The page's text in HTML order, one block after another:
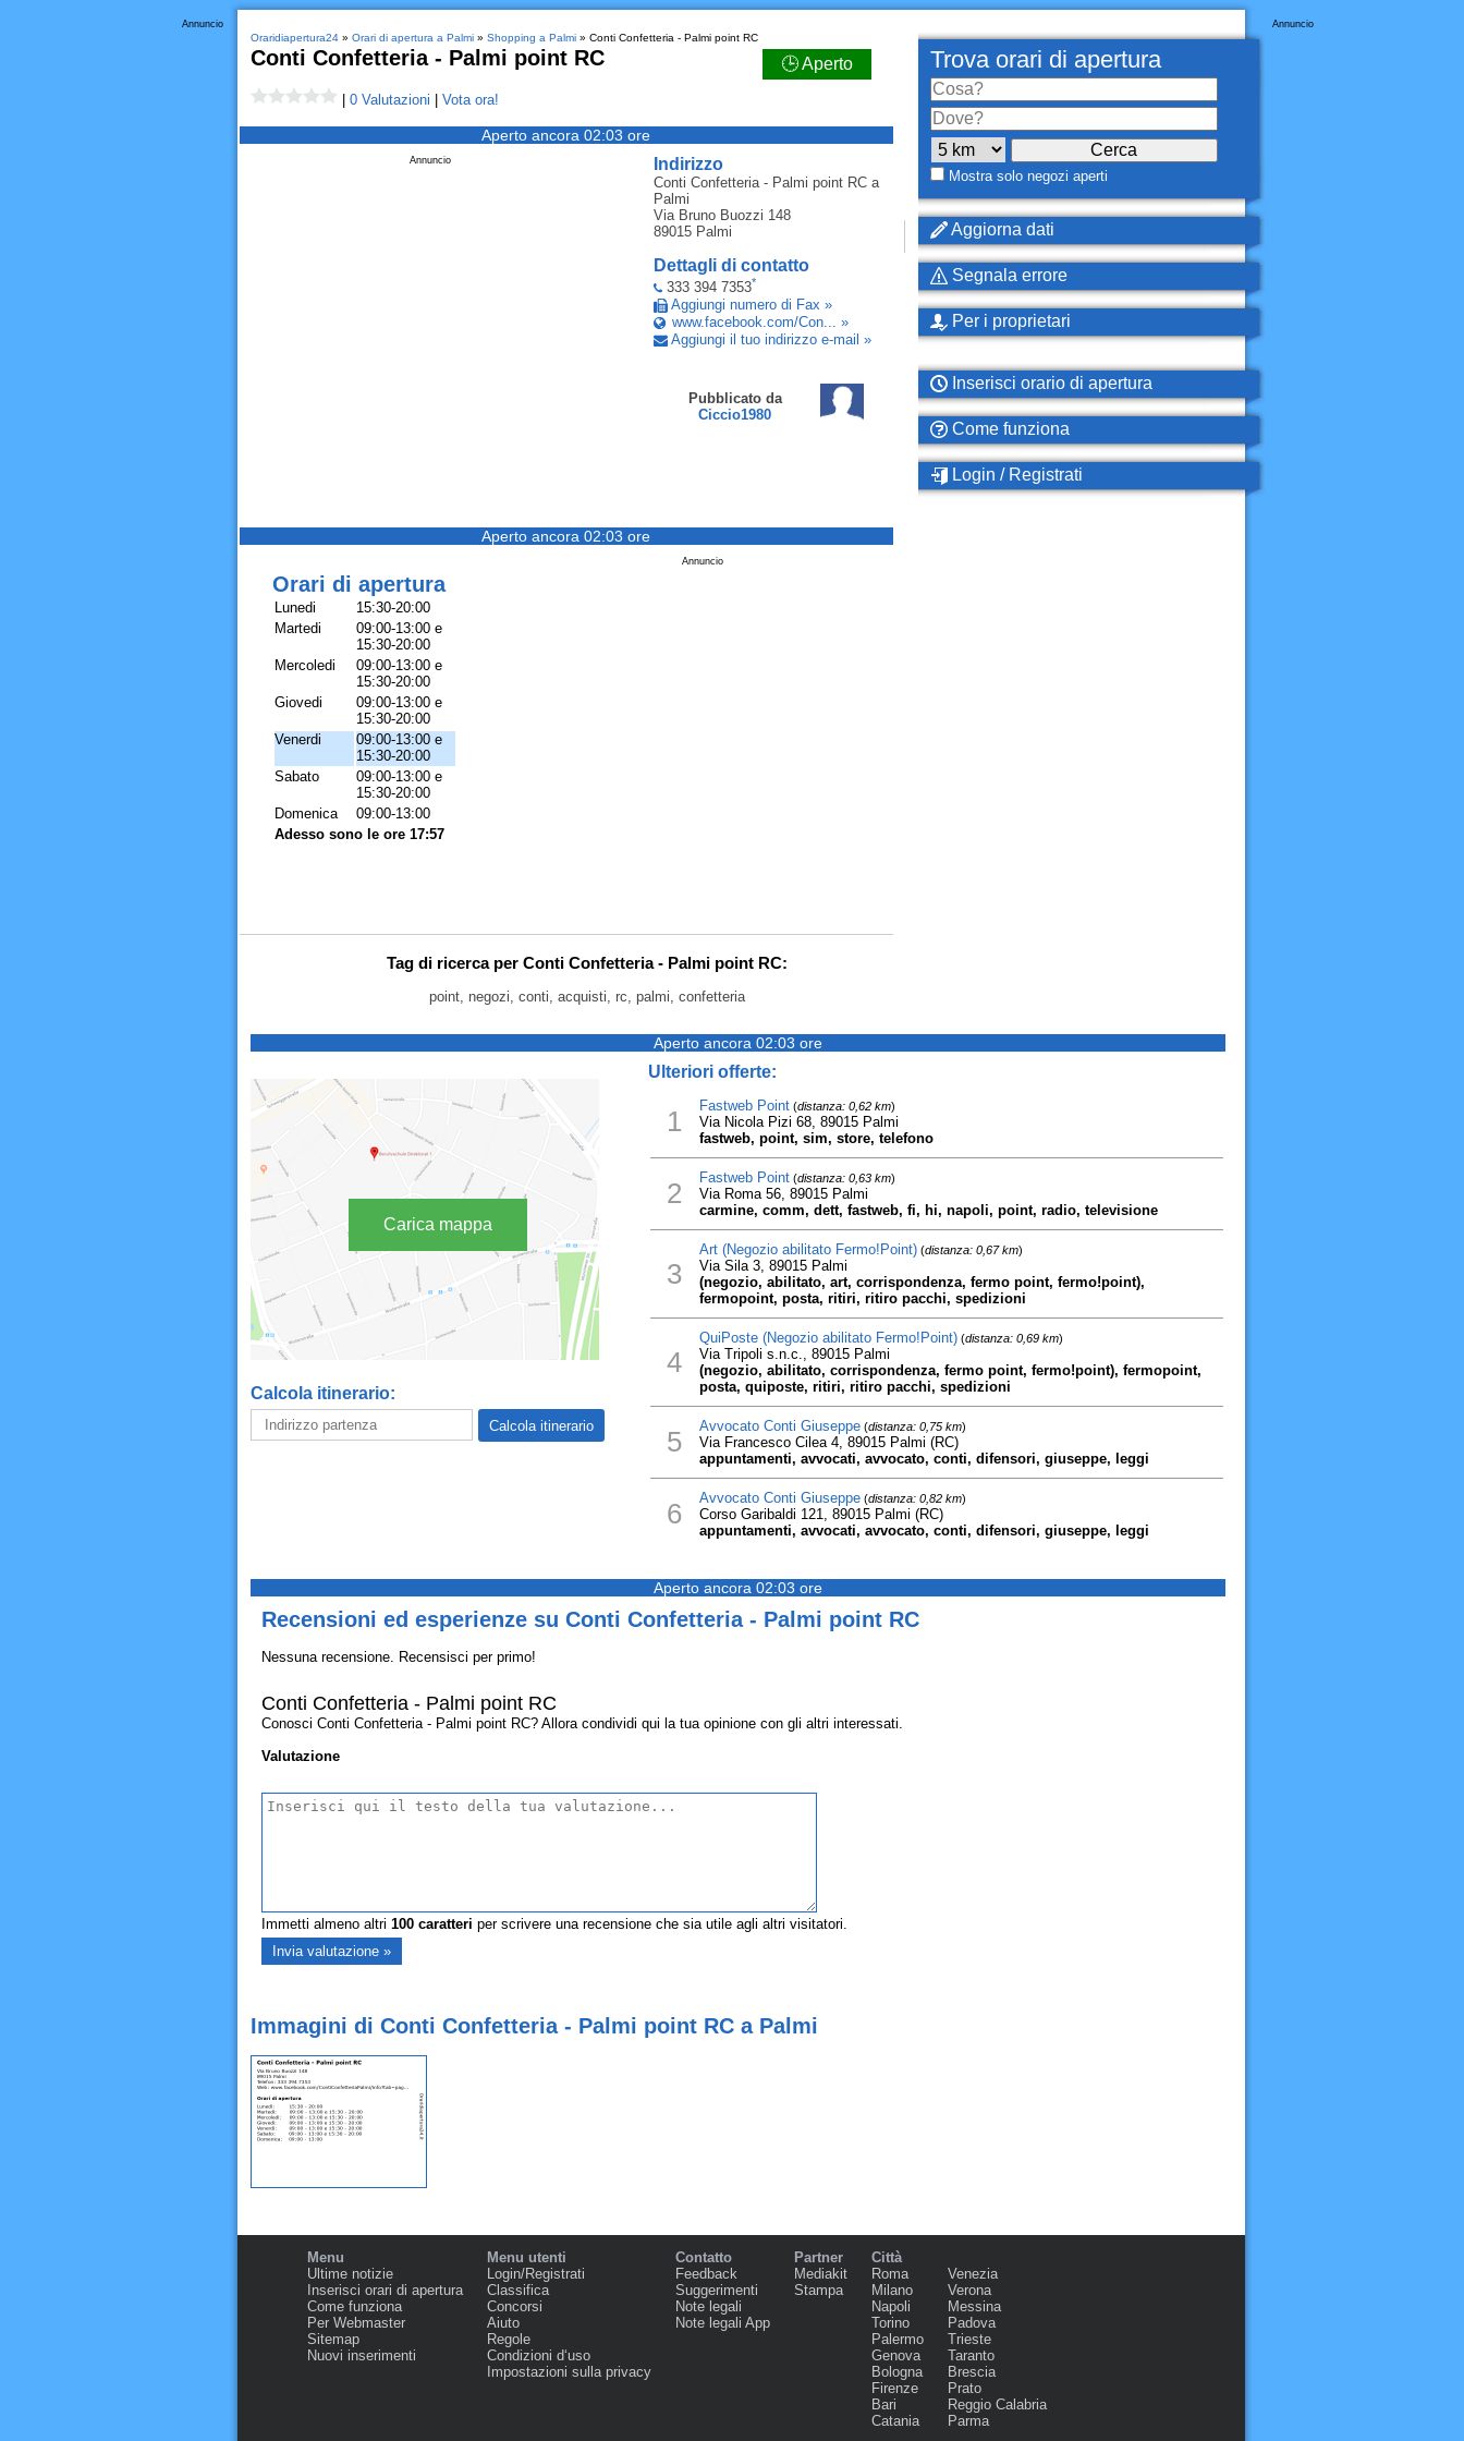
Annuncio
Oraridiapertura24» Orari di apertura a Palmi» Shopping a Palmi» Conti Confetteria - Palmi point RC
Conti Confetteria - Palmi point RC 🕒 Aperto
0 Valutazioni Vota ora!
Aperto ancora 02:03 ore
Indirizzo
Conti Confetteria - Palmi point RCa
Palmi
Via Bruno Buozzi 148
89015 Palmi
Dettagli di contatto
333 394 7353*
Aggiungi numero di Fax »
www.facebook.com/Con... »
Aggiungi il tuo indirizzo e-mail »
Pubblicato da
Ciccio1980
Annuncio
Aperto ancora 02:03 ore
Annuncio
Orari di apertura
Lunedi
15:30-20:00
Martedi
09:00-13:00 e
15:30-20:00
Mercoledi
09:00-13:00 e
15:30-20:00
Giovedi
09:00-13:00 e
15:30-20:00
Venerdi
09:00-13:00 e
15:30-20:00
Sabato
09:00-13:00 e
15:30-20:00
Domenica
09:00-13:00
Adesso sono le ore 17:57
Tag di ricerca per Conti Confetteria - Palmi point RC:
point, negozi, conti, acquisti, rc, palmi, confetteria
Annuncio
Trova orari di apertura
Mostra solo negozi aperti
Aggiorna dati
Segnala errore
Per i proprietari
Inserisci orario di apertura
Come funziona
Login / Registrati
Aperto ancora 02:03 ore
Carica mappa
Calcola itinerario:
Ulteriori offerte:
1 Fastweb Point(distanza: 0,62 km)
Via Nicola Pizi 68, 89015 Palmi
fastweb, point, sim, store, telefono
2 Fastweb Point(distanza: 0,63 km)
Via Roma 56, 89015 Palmi
carmine, comm, dett, fastweb, fi, hi, napoli, point, radio, televisione
3
Art (Negozio abilitato Fermo!Point)(distanza: 0,67 km)
Via Sila 3, 89015 Palmi
(negozio, abilitato, art, corrispondenza, fermo point, fermo!point),
fermopoint, posta, ritiri, ritiro pacchi, spedizioni
4
QuiPoste (Negozio abilitato Fermo!Point)(distanza: 0,69 km)
Via Tripoli s.n.c., 89015 Palmi
(negozio, abilitato, corrispondenza, fermo point, fermo!point), fermopoint,
posta, quiposte, ritiri, ritiro pacchi, spedizioni
5 Avvocato Conti Giuseppe(distanza: 0,75 km)
Via Francesco Cilea 4, 89015 Palmi (RC)
appuntamenti, avvocati, avvocato, conti, difensori, giuseppe, leggi
6 Avvocato Conti Giuseppe(distanza: 0,82 km)
Corso Garibaldi 121, 89015 Palmi (RC)
appuntamenti, avvocati, avvocato, conti, difensori, giuseppe, leggi
Aperto ancora 02:03 ore
Recensioni ed esperienze su Conti Confetteria - Palmi point RC
Nessuna recensione. Recensisci per primo!
Conti Confetteria - Palmi point RC
Conosci Conti Confetteria - Palmi point RC? Allora condividi qui la tua opinione con gli altri interessati.
Valutazione
Immetti almeno altri 100caratteri per scrivere una recensione che sia utile agli altri visitatori.
Immagini di Conti Confetteria - Palmi point RC a Palmi
Menu
Ultime notizie
Inserisci orari di apertura
Come funziona
Per Webmaster
Sitemap
Nuovi inserimenti
Menu utenti
Login/Registrati
Classifica
Concorsi
Aiuto
Regole
Condizioni d‘uso
Impostazioni sulla privacy
Contatto
Feedback
Suggerimenti
Note legali
Note legali App
Partner
Mediakit
Stampa
Città
Roma
Milano
Napoli
Torino
Palermo
Genova
Bologna
Firenze
Bari
Catania
Venezia
Verona
Messina
Padova
Trieste
Taranto
Brescia
Prato
Reggio Calabria
Parma